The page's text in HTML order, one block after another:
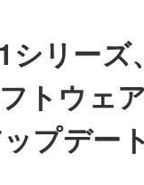
シリーズ
トウェ
プデー